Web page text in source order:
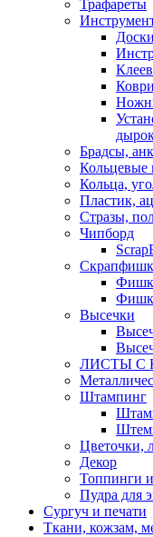
Трафареты
Брадсы,
Кольцевые
Кольца,
Пластик,
Стразы,
Чипборд
Высечки
ЛИСТЫ С
Штампинг
Цветочки,
Декор
Топпинги
Пудра для
Сургуч и печати
Ткани, кожзам,